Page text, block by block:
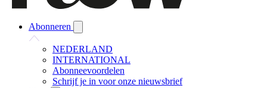
Abonneren
NEDERLAND
INTERNATIONAL
Abonneevoordelen
Schrijf je in voor onze nieuwsbrief